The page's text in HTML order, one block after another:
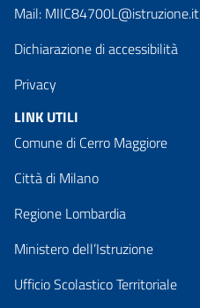
Mail: MIIC84700L@istruzione.it
Dichiarazione di accessibilità
Privacy
LINK UTILI
Comune di Cerro Maggiore
Città di Milano
Regione Lombardia
Ministero dell’Istruzione
Ufficio Scolastico Territoriale